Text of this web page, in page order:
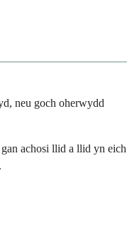
neu goch oherwydd
achosi llid a llid yn eich